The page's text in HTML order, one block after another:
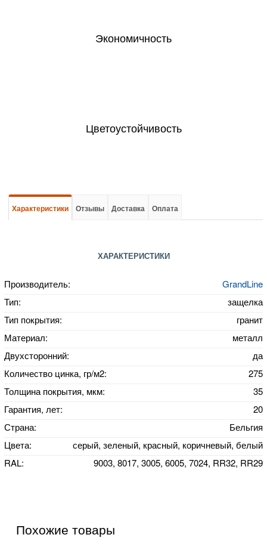
Экономичность
Цветоустойчивость
Характеристики Отзывы Доставка Оплата
ХАРАКТЕРИСТИКИ
Производитель:
GrandLine
Тип:
защелка
Тип покрытия:
гранит
Материал:
металл
Двухсторонний:
да
Количество цинка, гр/м2:
275
Толщина покрытия, мкм:
35
Гарантия, лет:
20
Страна:
Бельгия
Цвета:
серый, зеленый, красный, коричневый, белый
RAL:
9003, 8017, 3005, 6005, 7024, RR32, RR29
Похожие товары